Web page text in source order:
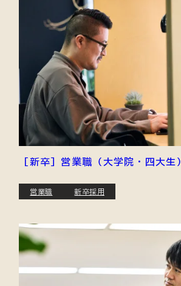
［新卒］営業職（大学院・四大生）
営業職 新卒採用